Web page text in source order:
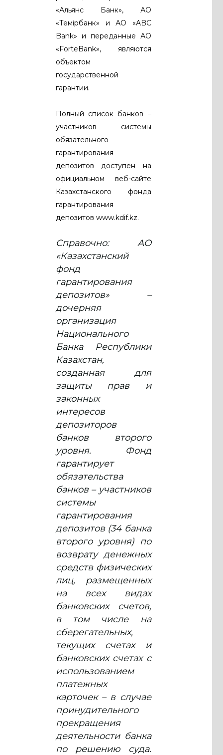
«Альянс Банк», АО
«Темiрбанк» и АО «ABC
Bank» и переданные АО
«ForteBank», являются
объектом
государственной
гарантии.
Полный список банков –
участников системы
обязательного
гарантирования
депозитов доступен на
официальном веб-сайте
Казахстанского фонда
гарантирования
депозитов www.kdif.kz.
Справочно: АО
«Казахстанский
фонд
гарантирования
депозитов» –
дочерняя
организация
Национального
Банка Республики
Казахстан,
созданная для
защиты прав и
законных
интересов
депозиторов
банков второго
уровня. Фонд
гарантирует
обязательства
банков – участников
системы
гарантирования
депозитов (34 банка
второго уровня) по
возврату денежных
средств физических
лиц, размещенных
на всех видах
банковских счетов,
в том числе на
сберегательных,
текущих счетах и
банковских счетах с
использованием
платежных
карточек – в случае
принудительного
прекращения
деятельности банка
по решению суда.